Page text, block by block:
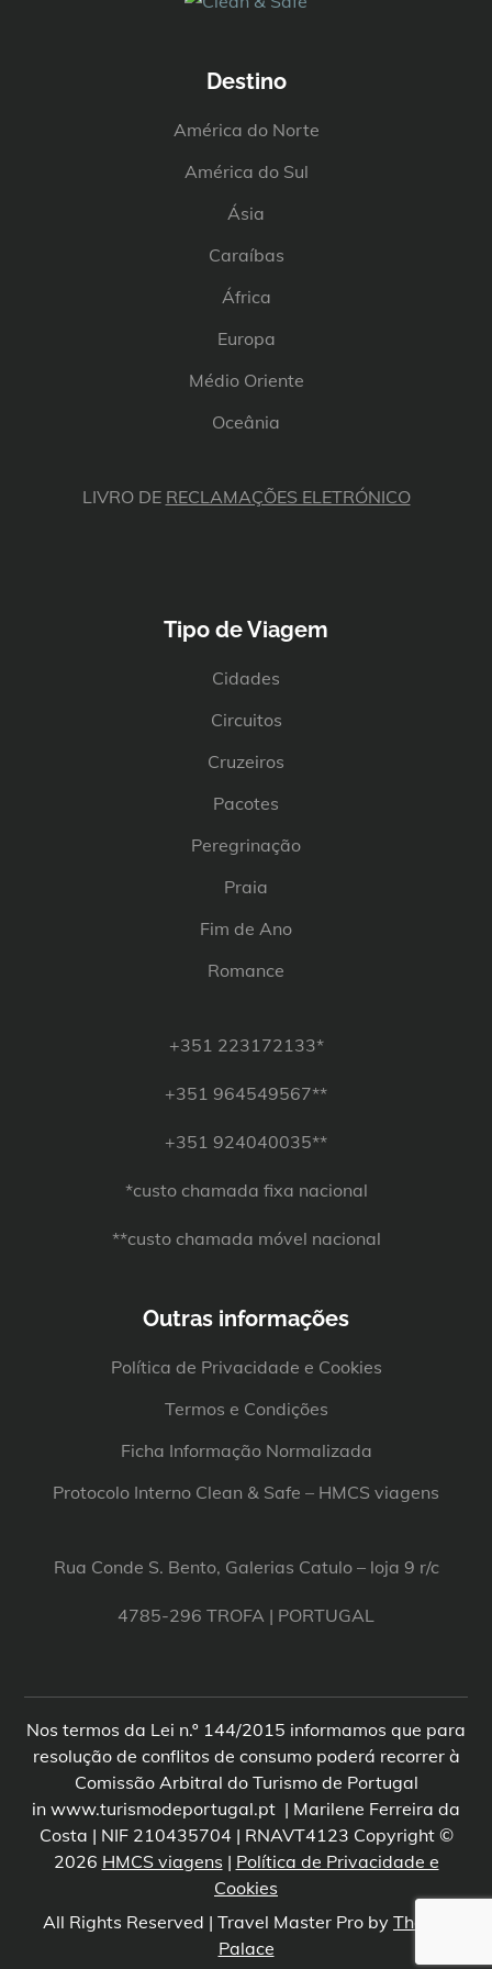
Destino
América do Norte
América do Sul
Ásia
Caraíbas
África
Europa
Médio Oriente
Oceânia
LIVRO DE RECLAMAÇÕES ELETRÓNICO
Tipo de Viagem
Cidades
Circuitos
Cruzeiros
Pacotes
Peregrinação
Praia
Fim de Ano
Romance
+351 223172133*
+351 964549567**
+351 924040035**
*custo chamada fixa nacional
**custo chamada móvel nacional
Outras informações
Política de Privacidade e Cookies
Termos e Condições
Ficha Informação Normalizada
Protocolo Interno Clean & Safe – HMCS viagens
Rua Conde S. Bento, Galerias Catulo – loja 9 r/c
4785-296 TROFA | PORTUGAL
Nos termos da Lei n.º 144/2015 informamos que para
resolução de conflitos de consumo poderá recorrer à
Comissão Arbitral do Turismo de Portugal
in www.turismodeportugal.pt | Marilene Ferreira da
Costa | NIF 210435704 | RNAVT4123 Copyright ©
2026 HMCS viagens | Política de Privacidade e
Cookies
All Rights Reserved | Travel Master Pro by Theme
Palace